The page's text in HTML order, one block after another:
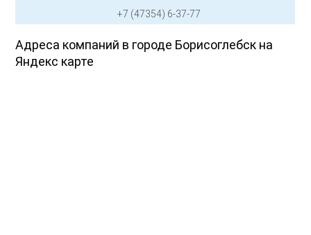
+7 (47354) 6-37-77
Адреса компаний в городе Борисоглебск на
Яндекс карте